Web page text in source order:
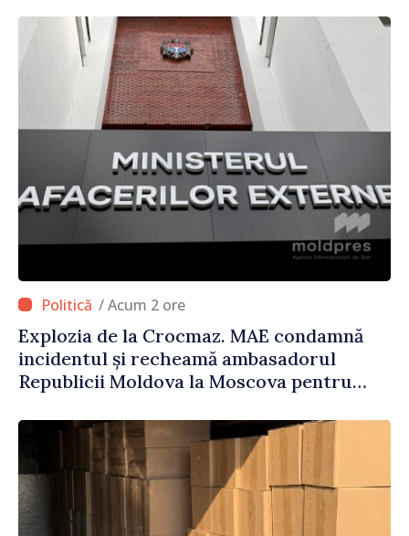
/ Acum 2 ore
Explozia de la Crocmaz. MAE condamnă
incidentul și recheamă ambasadorul
Republicii Moldova la Moscova pentru